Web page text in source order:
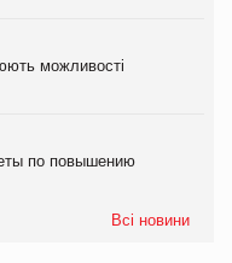
можливості
по повышению
Всі новини